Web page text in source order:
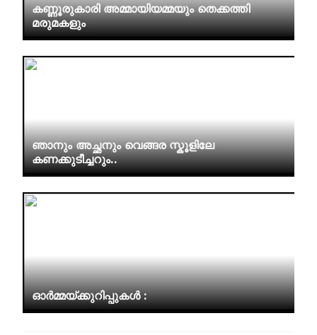
കണ്ണൂരുകാരി അമ്മായിയമ്മയും തെക്കത്തി
മരുമകളും
ഞാനും അച്ഛനും വെങ്ങര സ്കൂളിലേ
കണക്കുടീച്ചറും..
ഓർമ്മയ്ക്കുറിപ്പുകൾ :